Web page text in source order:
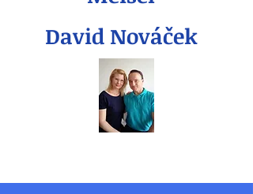
David Nováček